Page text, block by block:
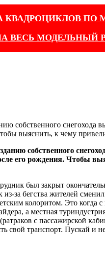
КВАДРОЦИКЛОВ
ВЕСЬ МОДЕЛЬНЫЙ
собственного
выяснить, к чему
собственного
его рождения. Чтобы
был закрыт
бегства жителей сменил
колоритом. Это
а местная
с пассажирской
свой транспорт. Пускай и